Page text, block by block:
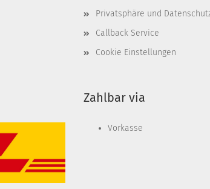
Privatsphäre und
Callback Service
Cookie Einstellungen
Zahlbar via
Vorkasse